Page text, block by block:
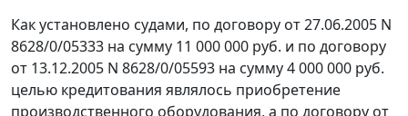
Как установлено судами, по договору от 27.06.2005 N
8628/0/05333 на сумму 11 000 000 руб. и по договору
от 13.12.2005 N 8628/0/05593 на сумму 4 000 000 руб.
целью кредитования являлось приобретение
производственного оборудования, а по договору от